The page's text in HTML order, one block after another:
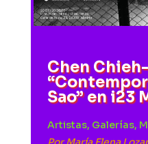
Chen
Sao” en i23
Artistas, Galerías,